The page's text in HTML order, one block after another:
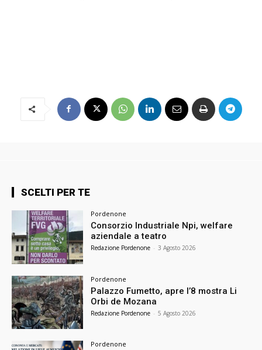
SCELTI PER TE
Pordenone
Consorzio Industriale Npi, welfare
aziendale a teatro
Redazione Pordenone - 3 Agosto 2026
Pordenone
Palazzo Fumetto, apre l’8 mostra Li
Orbi de Mozana
Redazione Pordenone - 5 Agosto 2026
Pordenone